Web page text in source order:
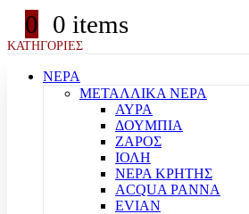
0 0 items
ΚΑΤΗΓΟΡΙΕΣ
ΝΕΡΑ
ΜΕΤΑΛΛΙΚΑ ΝΕΡΑ
ΑΥΡΑ
ΔΟΥΜΠΙΑ
ΖΑΡΟΣ
ΙΟΛΗ
ΝΕΡΑ ΚΡΗΤΗΣ
ACQUA PANNA
EVIAN